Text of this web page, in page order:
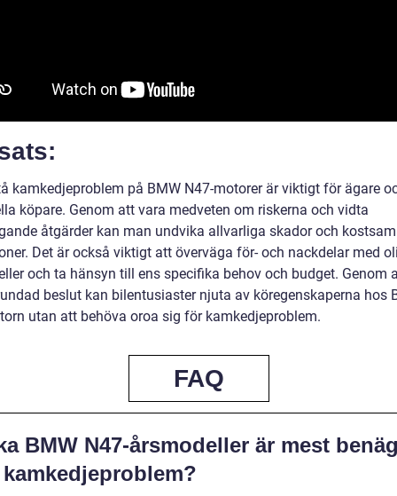
kamkedjeproblem på BMW N47-motorer är viktigt för ägare
köpare. Genom att vara medveten om riskerna och vidta
åtgärder kan man undvika allvarliga skador och
Det är också viktigt att överväga för- och nackdelar med
och ta hänsyn till ens specifika behov och budget. Genom
beslut kan bilentusiaster njuta av köregenskaperna hos
utan att behöva oroa sig för kamkedjeproblem.
FAQ
BMW N47-årsmodeller är mest